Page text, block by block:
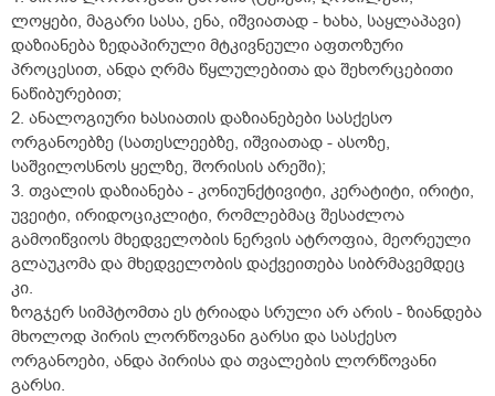
ლოყები, მაგარი სასა, ენა, იშვიათად - ხახა, საყლაპავი)
დაზიანება ზედაპირული მტკივნეული აფთოზური
პროცესით, ანდა ღრმა წყლულებითა და შეხორცებითი
ნაწიბურებით;
2. ანალოგიური ხასიათის დაზიანებები სასქესო
ორგანოებზე (სათესლეებზე, იშვიათად - ასოზე,
საშვილოსნოს ყელზე, შორისის არეში);
3. თვალის დაზიანება - კონიუნქტივიტი, კერატიტი, ირიტი,
უვეიტი, ირიდოციკლიტი, რომლებმაც შესაძლოა
გამოიწვიოს მხედველობის ნერვის ატროფია, მეორეული
გლაუკომა და მხედველობის დაქვეითება სიბრმავემდეც
კი.
ზოგჯერ სიმპტომთა ეს ტრიადა სრული არ არის - ზიანდება
მხოლოდ პირის ლორწოვანი გარსი და სასქესო
ორგანოები, ანდა პირისა და თვალების ლორწოვანი
გარსი.